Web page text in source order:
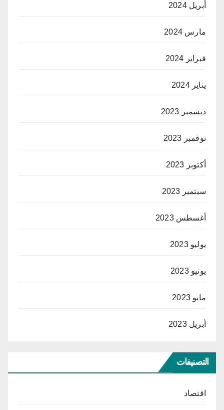
أبريل 2024
مارس 2024
فبراير 2024
يناير 2024
ديسمبر 2023
نوفمبر 2023
أكتوبر 2023
سبتمبر 2023
أغسطس 2023
يوليو 2023
يونيو 2023
مايو 2023
أبريل 2023
التصنيفات
اقتصاد